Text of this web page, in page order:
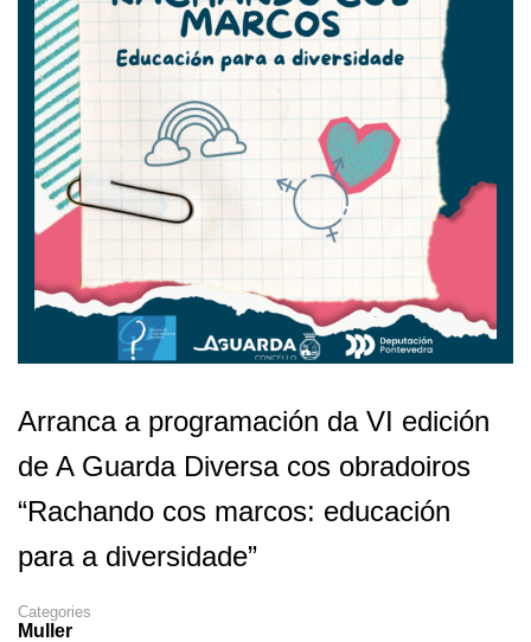
Arranca a programación da VI edición
de A Guarda Diversa cos obradoiros
“Rachando cos marcos: educación
para a diversidade”
Categories
Muller